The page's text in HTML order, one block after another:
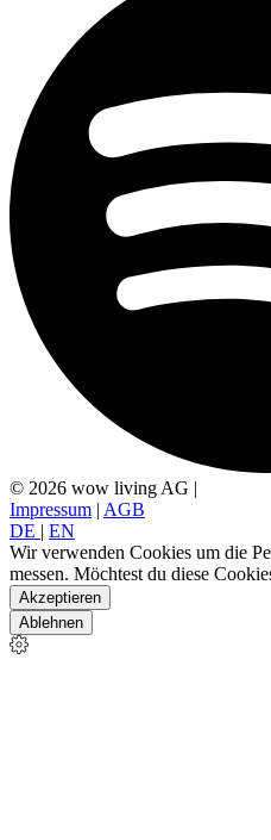
© 2026 wow living AG |
Impressum | AGB
DE | EN
Wir verwenden Cookies um die
messen. Möchtest du diese
Akzeptieren
Ablehnen